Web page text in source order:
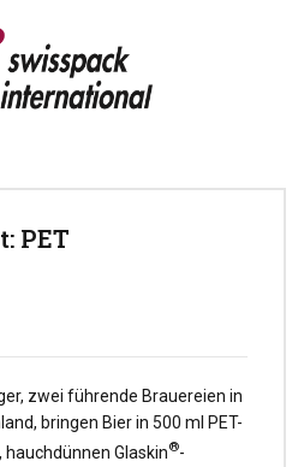
PET
zwei führende Brauereien in
bringen Bier in 500 ml PET-
Glaskin®-